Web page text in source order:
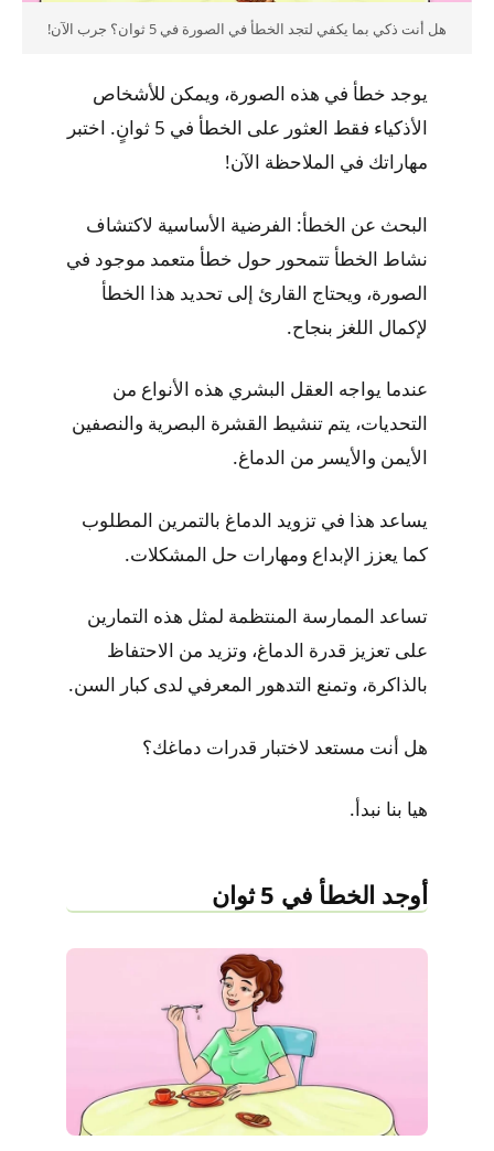
هل أنت ذكي بما يكفي لتجد الخطأ في الصورة في 5 ثوان؟ جرب الآن!
يوجد خطأ في هذه الصورة، ويمكن للأشخاص
الأذكياء فقط العثور على الخطأ في 5 ثوانٍ. اختبر
مهاراتك في الملاحظة الآن!
البحث عن الخطأ: الفرضية الأساسية لاكتشاف
نشاط الخطأ تتمحور حول خطأ متعمد موجود في
الصورة، ويحتاج القارئ إلى تحديد هذا الخطأ
لإكمال اللغز بنجاح.
عندما يواجه العقل البشري هذه الأنواع من
التحديات، يتم تنشيط القشرة البصرية والنصفين
الأيمن والأيسر من الدماغ.
يساعد هذا في تزويد الدماغ بالتمرين المطلوب
كما يعزز الإبداع ومهارات حل المشكلات.
تساعد الممارسة المنتظمة لمثل هذه التمارين
على تعزيز قدرة الدماغ، وتزيد من الاحتفاظ
بالذاكرة، وتمنع التدهور المعرفي لدى كبار السن.
هل أنت مستعد لاختبار قدرات دماغك؟
هيا بنا نبدأ.
أوجد الخطأ في 5 ثوان